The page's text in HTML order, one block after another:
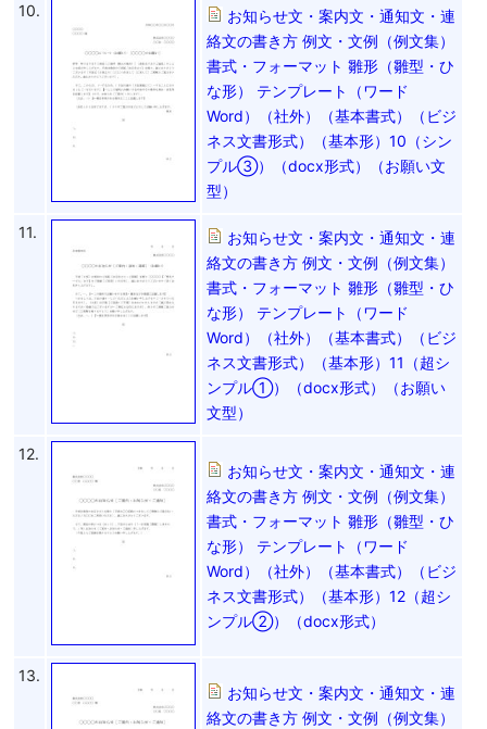
10.
お知らせ文・案内文・通知文・連
絡文の書き方 例文・文例（例文集）
書式・フォーマット 雛形（雛型・ひ
な形） テンプレート（ワード
Word）（社外）（基本書式）（ビジ
ネス文書形式）（基本形）10（シン
プル③）（docx形式）（お願い文
型）
11.
お知らせ文・案内文・通知文・連
絡文の書き方 例文・文例（例文集）
書式・フォーマット 雛形（雛型・ひ
な形） テンプレート（ワード
Word）（社外）（基本書式）（ビジ
ネス文書形式）（基本形）11（超シ
ンプル①）（docx形式）（お願い
文型）
12.
お知らせ文・案内文・通知文・連
絡文の書き方 例文・文例（例文集）
書式・フォーマット 雛形（雛型・ひ
な形） テンプレート（ワード
Word）（社外）（基本書式）（ビジ
ネス文書形式）（基本形）12（超シ
ンプル②）（docx形式）
13.
お知らせ文・案内文・通知文・連
絡文の書き方 例文・文例（例文集）